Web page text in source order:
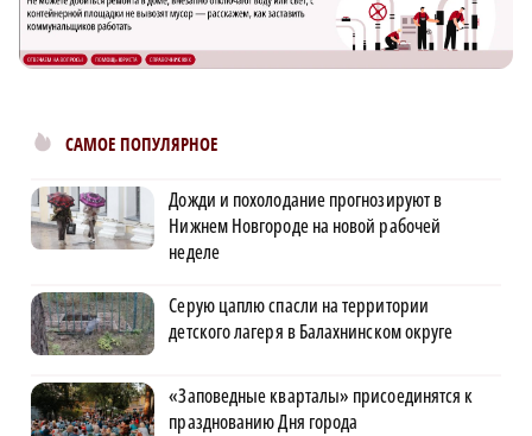
САМОЕ ПОПУЛЯРНОЕ
Дожди и похолодание прогнозируют в
Нижнем Новгороде на новой рабочей
неделе
Серую цаплю спасли на территории
детского лагеря в Балахнинском округе
«Заповедные кварталы» присоединятся к
празднованию Дня города